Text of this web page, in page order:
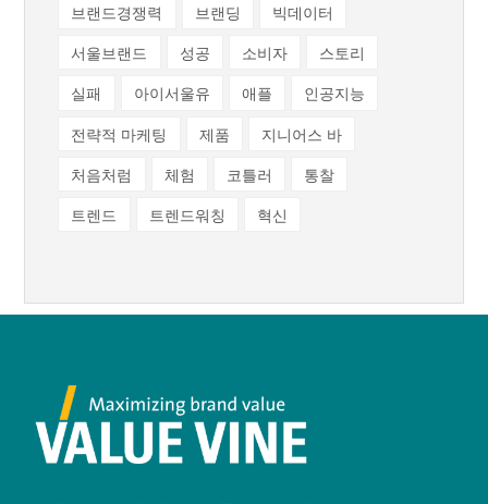
브랜드경쟁력
브랜딩
빅데이터
서울브랜드
성공 소비자
스토리
실패
아이서울유 애플
인공지능
전략적 마케팅
제품
지니어스 바
처음처럼
체험 코틀러
통찰
트렌드
트렌드워칭 혁신